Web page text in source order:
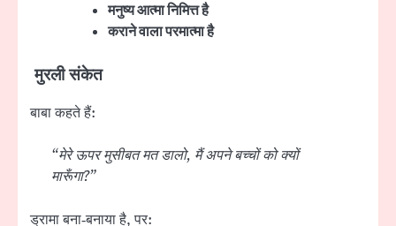
मनुष्य आत्मा निमित्त है
कराने वाला परमात्मा है
मुरली संकेत
बाबा कहते हैं:
“मेरे ऊपर मुसीबत मत डालो, मैं अपने बच्चों को क्यों
मारूँगा?”
ड्रामा बना‑बनाया है, पर: